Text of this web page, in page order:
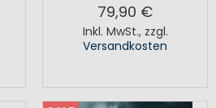
79,90 €
Inkl. MwSt., zzgl.
Versandkosten